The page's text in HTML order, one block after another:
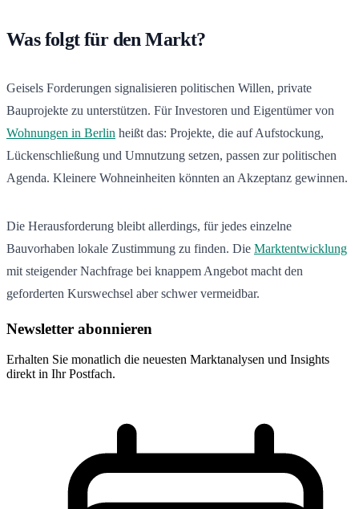
Was folgt für den Markt?
Geisels Forderungen signalisieren politischen Willen, private
Bauprojekte zu unterstützen. Für Investoren und Eigentümer von
Wohnungen in Berlin heißt das: Projekte, die auf Aufstockung,
Lückenschließung und Umnutzung setzen, passen zur politischen
Agenda. Kleinere Wohneinheiten könnten an Akzeptanz gewinnen.
Die Herausforderung bleibt allerdings, für jedes einzelne
Bauvorhaben lokale Zustimmung zu finden. Die Marktentwicklung
mit steigender Nachfrage bei knappem Angebot macht den
geforderten Kurswechsel aber schwer vermeidbar.
Newsletter abonnieren
Erhalten Sie monatlich die neuesten Marktanalysen und Insights
direkt in Ihr Postfach.